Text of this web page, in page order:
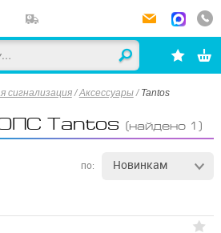
сигнализация /Аксессуары/ Tantos
Tantos (найдено 1)
по: Новинкам